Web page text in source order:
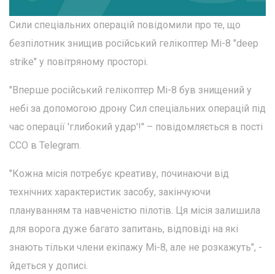
Сили спеціальних операцій повідомили про те, що
безпілотник знищив російський гелікоптер Мі-8 "deep
strike" у повітряному просторі.
"Вперше російський гелікоптер Мі-8 був знищений у
небі за допомогою дрону Сил спеціальних операцій під
час операції 'глибокий удар'!" – повідомляється в пості
ССО в Telegram.
"Кожна місія потребує креативу, починаючи від
технічних характеристик засобу, закінчуючи
плануванням та навченістю пілотів. Ця місія залишила
для ворога дуже багато запитань, відповіді на які
знають тільки члени екіпажу Мі-8, але не розкажуть", -
йдеться у дописі.